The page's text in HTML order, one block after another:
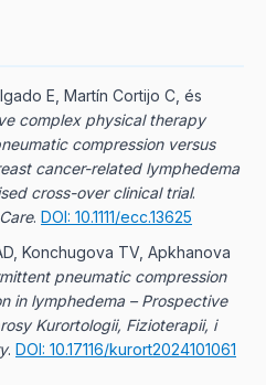
E, Martín Cortijo C, és
complex physical therapy
compression versus
cancer-related lymphedema
cross-over clinical trial.
. DOI: 10.1111/ecc.13625
Konchugova TV, Apkhanova
pneumatic compression
in lymphedema – Prospective
Kurortologii, Fizioterapii, i
. DOI: 10.17116/kurort2024101061